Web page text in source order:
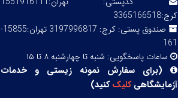
کرج:3365166518
صندوق پستی:
کرج: 3197996817 تهران:15855-
161
ساعات پاسخگویی: شنبه تا چهارشنبه ۸ تا ۱۵
(برای سفارش نمونه زیستی و خدمات
آزمایشگاهیکلیککنید)